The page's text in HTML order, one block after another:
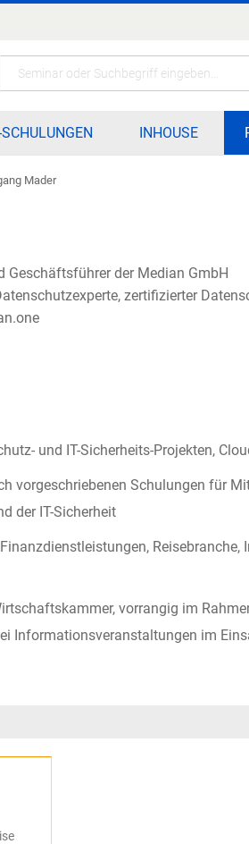
INHOUSE
Mader
Geschäftsführer der Median GmbH
zertifizierter
und IT-Sicherheits-Projekten,
vorgeschriebenen Schulungen für
der IT-Sicherheit
vorrangig im
Informationsveranstaltungen im